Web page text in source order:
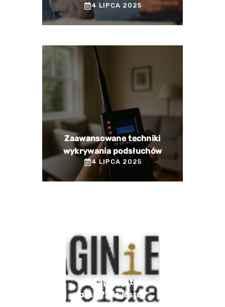
4 LIPCA 2025
Zaawansowane techniki
wykrywania podsłuchów
4 LIPCA 2025
🔔 Zaginął ktoś
bliski? Nie jesteś